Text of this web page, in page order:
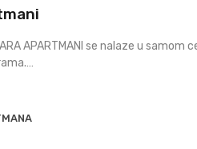
APARTMANI se nalaze u samom